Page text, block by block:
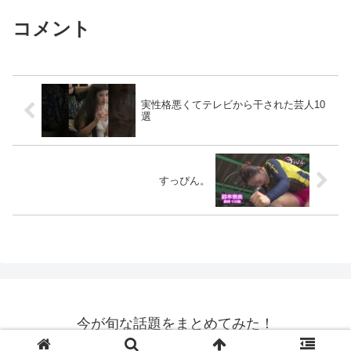
コメント
実性格悪くてテレビから干された芸人10
選
すっぴん。
今が旬な話題をまとめてみた！
© 2021 今が旬な話題をまとめてみた！.